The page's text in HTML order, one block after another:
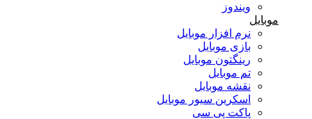
ویندوز
موبایل
نرم افزار موبایل
بازی موبایل
رینگتون موبایل
تم موبایل
نقشه موبایل
اسکرین سیور موبایل
پاکت پی سی